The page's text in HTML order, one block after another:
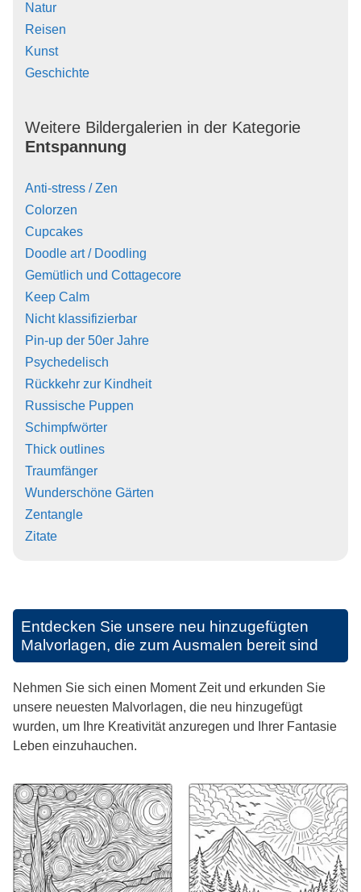
Natur
Reisen
Kunst
Geschichte
Weitere Bildergalerien in der Kategorie
Entspannung
Anti-stress / Zen
Colorzen
Cupcakes
Doodle art / Doodling
Gemütlich und Cottagecore
Keep Calm
Nicht klassifizierbar
Pin-up der 50er Jahre
Psychedelisch
Rückkehr zur Kindheit
Russische Puppen
Schimpfwörter
Thick outlines
Traumfänger
Wunderschöne Gärten
Zentangle
Zitate
Entdecken Sie unsere neu hinzugefügten
Malvorlagen, die zum Ausmalen bereit sind
Nehmen Sie sich einen Moment Zeit und erkunden Sie
unsere neuesten Malvorlagen, die neu hinzugefügt
wurden, um Ihre Kreativität anzuregen und Ihrer Fantasie
Leben einzuhauchen.